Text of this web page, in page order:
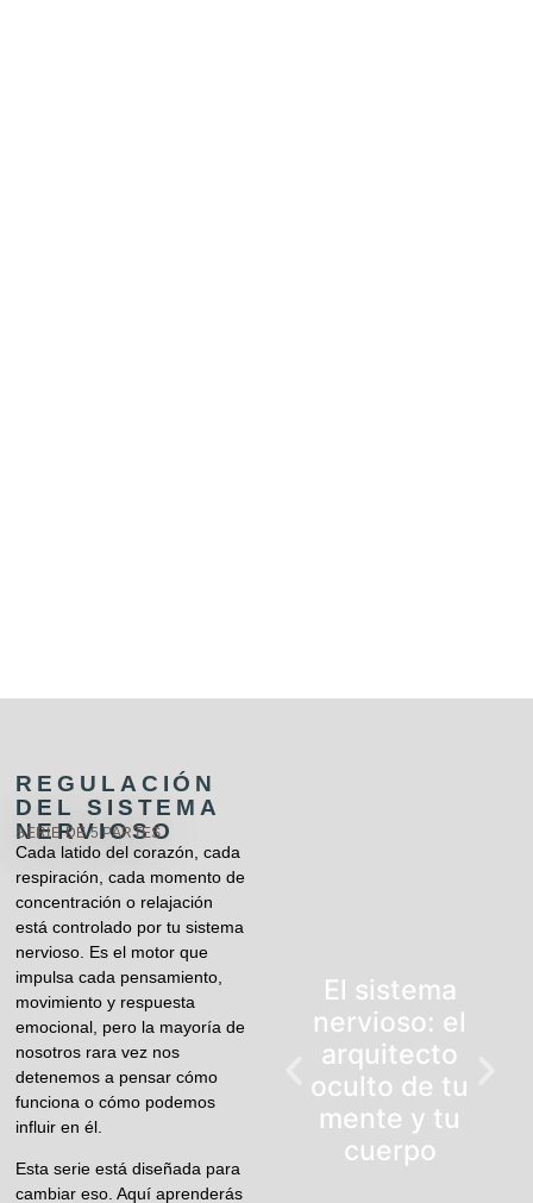
REGULACIÓN
DEL SISTEMA
NERVIOSO
SERIE DE 5 PARTES
Cada latido del corazón, cada
respiración, cada momento de
concentración o relajación
está controlado por tu sistema
nervioso. Es el motor que
impulsa cada pensamiento,
movimiento y respuesta
emocional, pero la mayoría de
nosotros rara vez nos
detenemos a pensar cómo
funciona o cómo podemos
influir en él.
Esta serie está diseñada para
cambiar eso. Aquí aprenderás
El sistema
nervioso: el
arquitecto
oculto de tu
mente y tu
cuerpo